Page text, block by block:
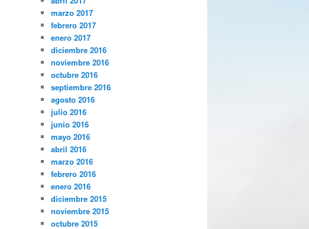
marzo 2017
febrero 2017
enero 2017
diciembre 2016
noviembre 2016
octubre 2016
septiembre 2016
agosto 2016
julio 2016
junio 2016
mayo 2016
abril 2016
marzo 2016
febrero 2016
enero 2016
diciembre 2015
noviembre 2015
octubre 2015